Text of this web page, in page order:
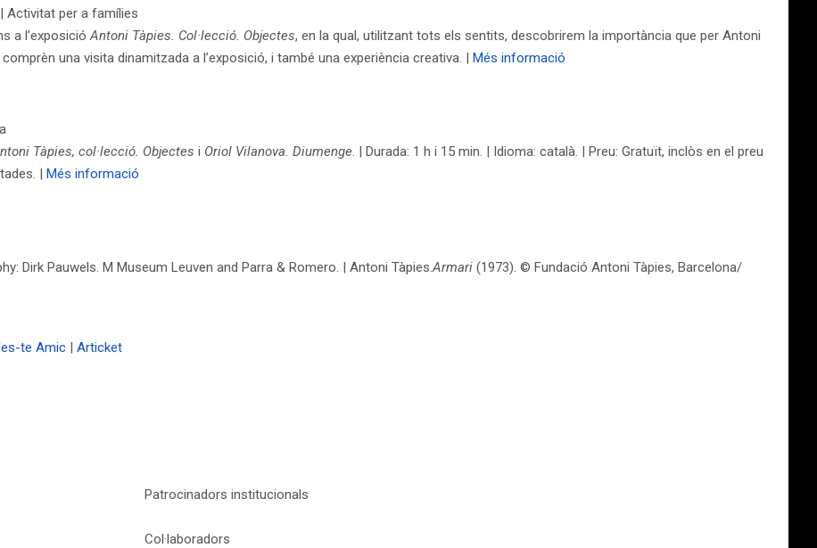
Activitat per a famílies
a l’exposicióAntoni Tàpies. Col·lecció. Objectes, en la qual, utilitzant tots els sentits, descobrirem la importància que per Antoni
una visita dinamitzada a l’exposició, i també una experiència creativa. | Més informació
Tàpies, col·lecció. Objectes i Oriol Vilanova. Diumenge. | Durada: 1 h i 15 min. | Idioma: català. | Preu: Gratuït, inclòs en el preu
| Més informació
Dirk Pauwels. M Museum Leuven and Parra & Romero. | Antoni Tàpies.Armari (1973). © Fundació Antoni Tàpies, Barcelona/
te Amic | Articket
Patrocinadors institucionals
Col·laboradors